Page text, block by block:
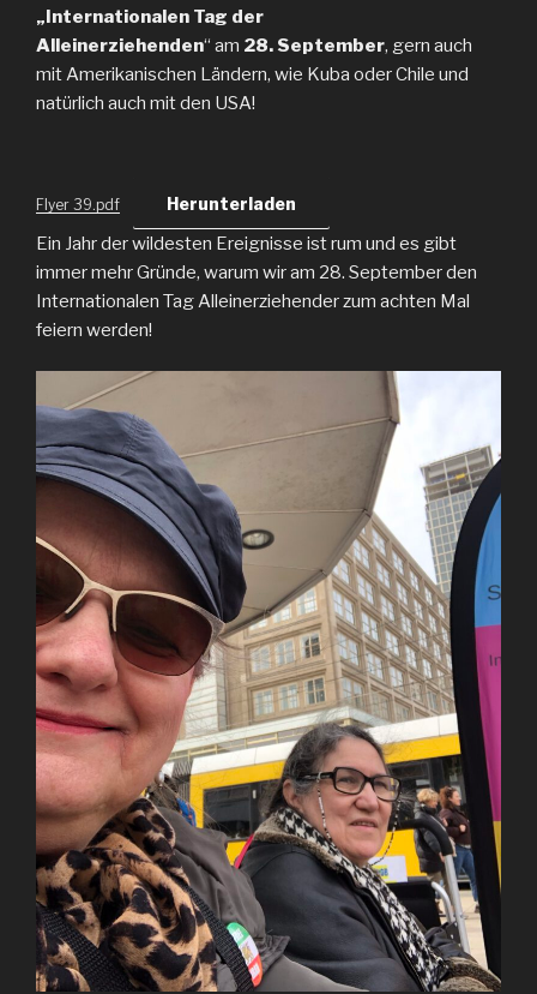
„Internationalen Tag der
Alleinerziehenden“ am 28. September, gern auch
mit Amerikanischen Ländern, wie Kuba oder Chile und
natürlich auch mit den USA!
Flyer 39.pdf Herunterladen
Ein Jahr der wildesten Ereignisse ist rum und es gibt
immer mehr Gründe, warum wir am 28. September den
Internationalen Tag Alleinerziehender zum achten Mal
feiern werden!